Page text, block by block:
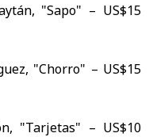
"Sapo" – US$15
"Chorro" – US$15
"Tarjetas" – US$10